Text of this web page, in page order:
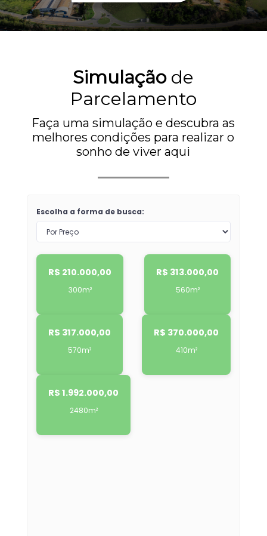
Simulaçãode
Parcelamento
Faça uma simulação e descubra as
melhores condições para realizar o
sonho de viver aqui